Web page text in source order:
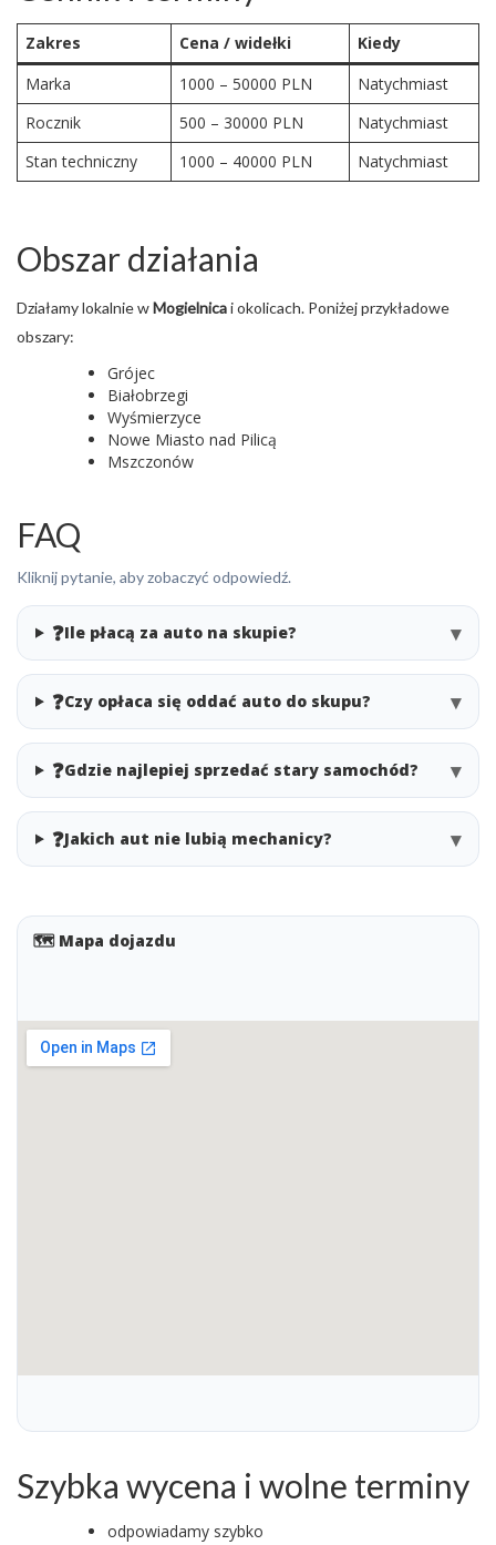
Zakres Cena / widełki
Kiedy
Marka
1000 – 50000 PLN
Natychmiast
Rocznik
500 – 30000 PLN
Natychmiast
Stan techniczny
1000 – 40000 PLN Natychmiast
Obszar działania
Działamy lokalnie wMogielnicai okolicach. Poniżej przykładowe
obszary:
Grójec
Białobrzegi
Wyśmierzyce
Nowe Miasto nad Pilicą
Mszczonów
FAQ
Kliknij pytanie, aby zobaczyć odpowiedź.
❓Ile płacą za auto na skupie? ▾
❓Czy opłaca się oddać auto do skupu? ▾
❓Gdzie najlepiej sprzedać stary samochód? ▾
❓Jakich aut nie lubią mechanicy? ▾
🗺️ Mapa dojazdu
Szybka wycena i wolne terminy
odpowiadamy szybko